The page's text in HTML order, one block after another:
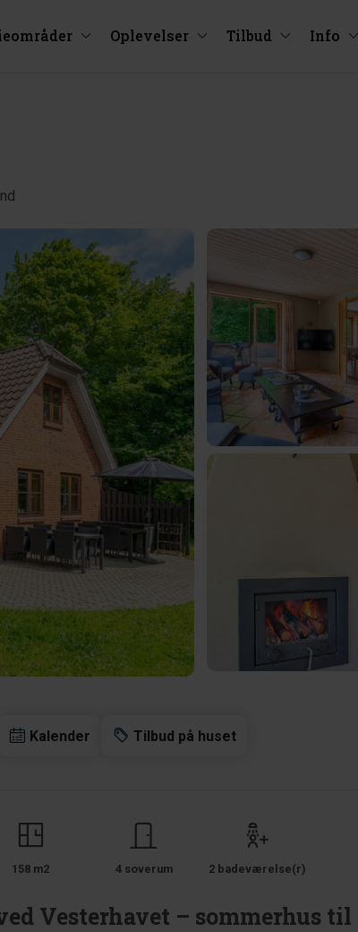
Oplevelser Tilbud Info
Kalender Tilbud på huset
158 m2 4 soverum 2 badeværelse(r)
Vesterhavet – sommerhus til